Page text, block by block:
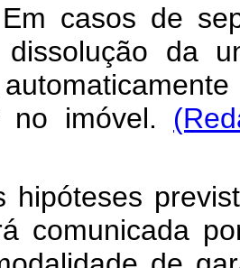
casos de
da
no imóvel.
hipóteses
comunicada